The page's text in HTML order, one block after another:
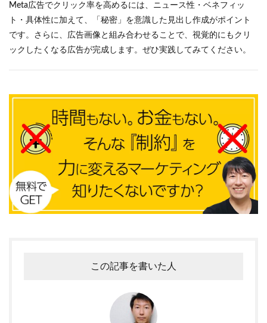
Meta広告でクリック率を高めるには、ニュース性・ベネフィッ
ト・具体性に加えて、「秘密」を意識した見出し作成がポイント
です。さらに、広告画像と組み合わせることで、視覚的にもクリ
ックしたくなる広告が完成します。ぜひ実践してみてください。
この記事を書いた人